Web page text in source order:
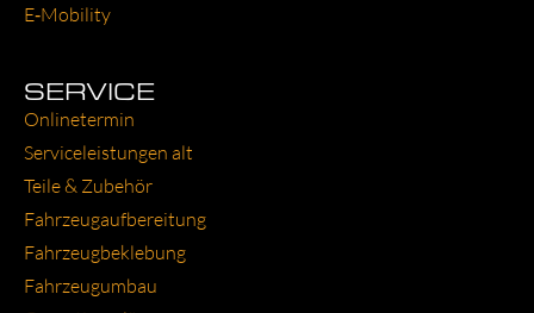
E‑Mobility
SERVICE
Online­ter­min
Ser­vice­leis­tun­gen alt
Tei­le & Zube­hör
Fahr­zeug­auf­be­rei­tung
Fahr­zeug­be­kle­bung
Fahr­zeug­um­bau